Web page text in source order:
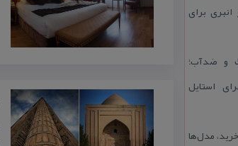
برای
و ضدآب؛
استایل
مدل‌ها